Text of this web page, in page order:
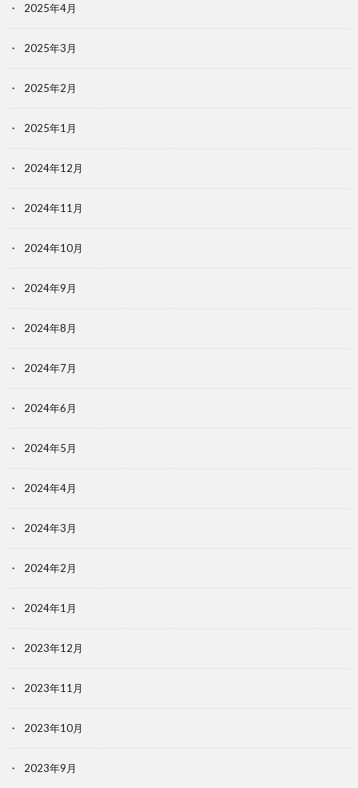
2025年4月
2025年3月
2025年2月
2025年1月
2024年12月
2024年11月
2024年10月
2024年9月
2024年8月
2024年7月
2024年6月
2024年5月
2024年4月
2024年3月
2024年2月
2024年1月
2023年12月
2023年11月
2023年10月
2023年9月